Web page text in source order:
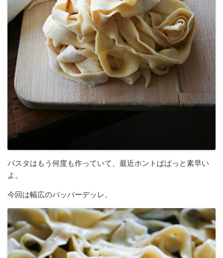
パスタはもう何度も作っていて、最近ホントぱぱっと素早い
よ。
今回は幅広のパッパーデッレ。